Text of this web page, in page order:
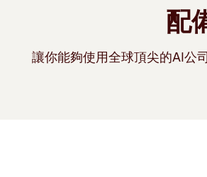
配
讓你能夠使用全球頂尖的AI公